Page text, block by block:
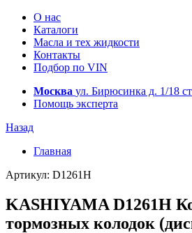
О нас
Каталоги
Масла и тех жидкости
Контакты
Подбор по VIN
Москва ул. Бирюсинка д. 1/18
Помощь эксперта
Назад
Главная
Артикул: D1261H
KASHIYAMA D1261H
тормозных колодок